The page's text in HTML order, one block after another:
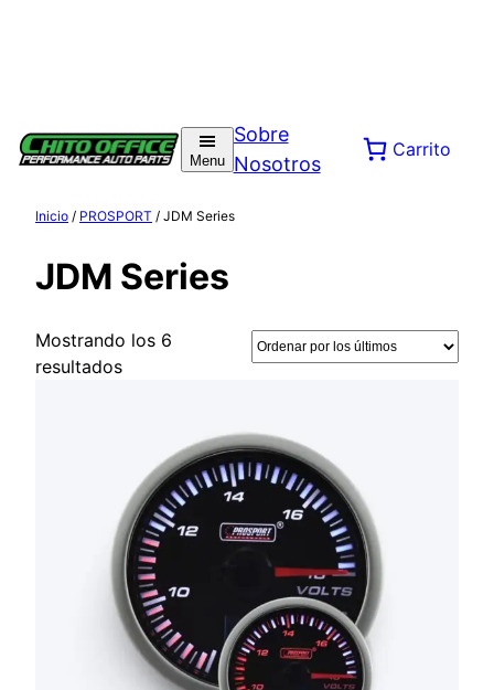
Menu
Sobre
Nosotros
Carrito
Inicio / PROSPORT / JDM Series
JDM Series
Mostrando los 6
resultadosOrdenado
últimos